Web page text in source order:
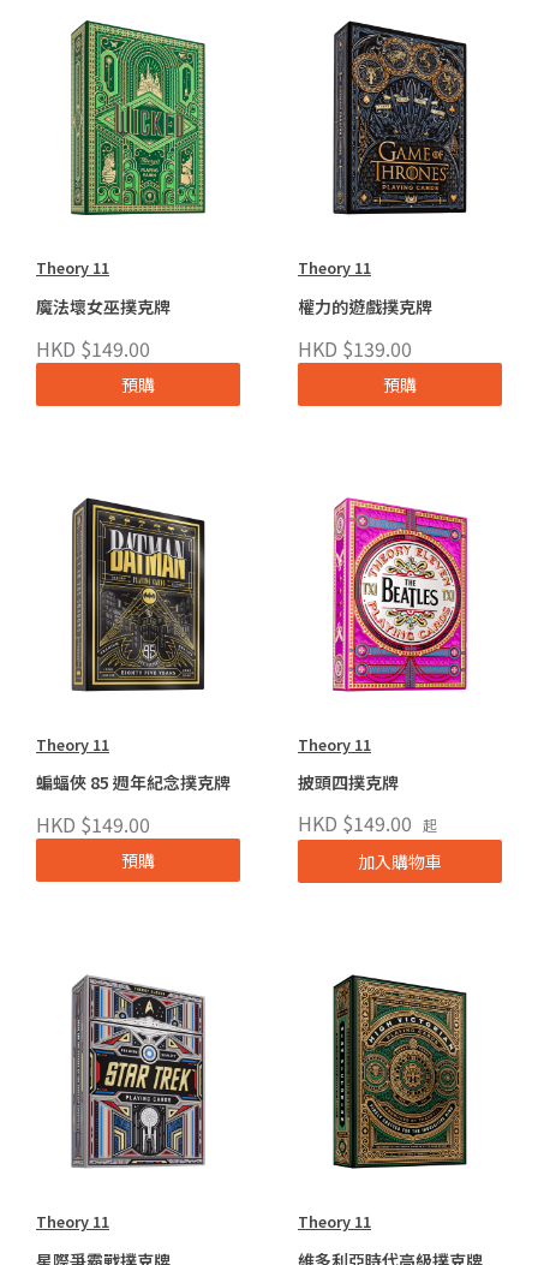
Theory 11
魔法壞女巫撲克牌
HKD $149.00
預購
Theory 11
權力的遊戲撲克牌
HKD $139.00
預購
Theory 11
蝙蝠俠 85 週年紀念撲克牌
HKD $149.00
預購
Theory 11
披頭四撲克牌
HKD $149.00 起
加入購物車
Theory 11
星際爭霸戰撲克牌
Theory 11
維多利亞時代高級撲克牌